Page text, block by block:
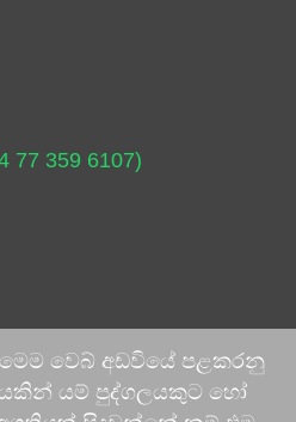
77 359 6107)
මෙම වෙබ් අඩවියේ පළකරනු
යම් පුද්ගලයකුට හෝ